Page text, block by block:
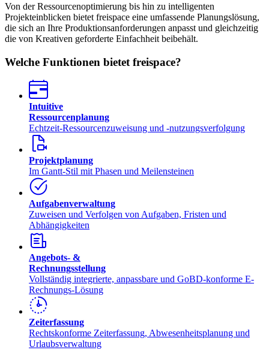
Von der Ressourcenoptimierung bis hin zu intelligenten
Projekteinblicken bietet freispace eine umfassende Planungslösung,
die sich an Ihre Produktionsanforderungen anpasst und gleichzeitig
die von Kreativen geforderte Einfachheit beibehält.
Welche Funktionen bietet freispace?
Intuitive
Ressourcenplanung
Echtzeit-Ressourcenzuweisung und -nutzungsverfolgung
Projektplanung
Im Gantt-Stil mit Phasen und Meilensteinen
Aufgabenverwaltung
Zuweisen und Verfolgen von Aufgaben, Fristen und
Abhängigkeiten
Angebots- &
Rechnungsstellung
Vollständig integrierte, anpassbare und GoBD-konforme E-
Rechnungs-Lösung
Zeiterfassung
Rechtskonforme Zeiterfassung, Abwesenheitsplanung und
Urlaubsverwaltung